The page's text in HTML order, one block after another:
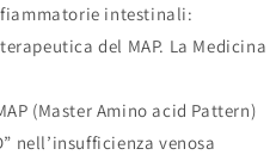
intestinali:
del MAP. La Medicina
(Master Amino acid Pattern)
nell’insufficienza venosa